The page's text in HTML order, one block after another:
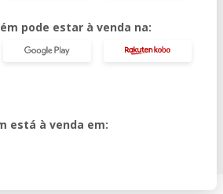
pode estar à venda na:
está à venda em: